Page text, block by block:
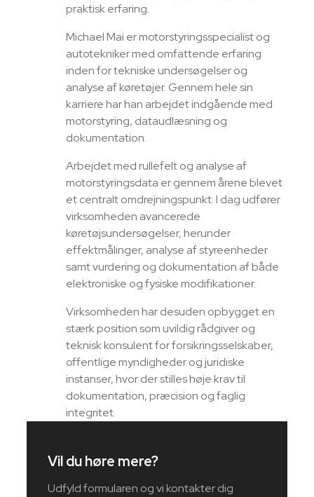
praktisk erfaring.
Michael Mai er motorstyringsspecialist og
autotekniker med omfattende erfaring
inden for tekniske undersøgelser og
analyse af køretøjer. Gennem hele sin
karriere har han arbejdet indgående med
motorstyring, dataudlæsning og
dokumentation.
Arbejdet med rullefelt og analyse af
motorstyringsdata er gennem årene blevet
et centralt omdrejningspunkt. I dag udfører
virksomheden avancerede
køretøjsundersøgelser, herunder
effektmålinger, analyse af styreenheder
samt vurdering og dokumentation af både
elektroniske og fysiske modifikationer.
Virksomheden har desuden opbygget en
stærk position som uvildig rådgiver og
teknisk konsulent for forsikringsselskaber,
offentlige myndigheder og juridiske
instanser, hvor der stilles høje krav til
dokumentation, præcision og faglig
integritet.
Vil du høre mere?
Udfyld formularen og vi kontakter dig